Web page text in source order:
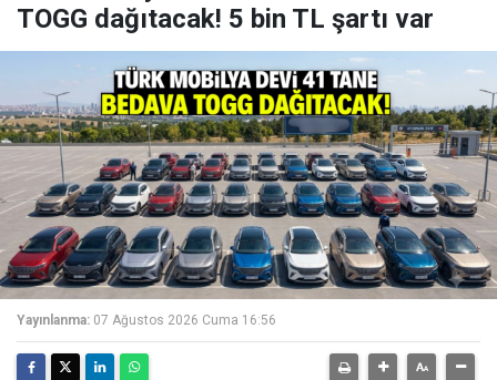
TOGG dağıtacak! 5 bin TL şartı var
Yayınlanma: 07 Ağustos 2026 Cuma 16:56